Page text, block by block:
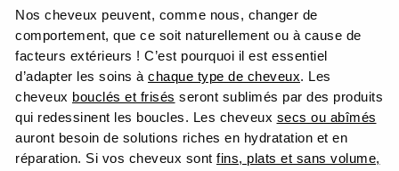
Nos cheveux peuvent, comme nous, changer de
comportement, que ce soit naturellement ou à cause de
facteurs extérieurs ! C’est pourquoi il est essentiel
d’adapter les soins à chaque type de cheveux. Les
cheveux bouclés et frisés seront sublimés par des produits
qui redessinent les boucles. Les cheveux secs ou abîmés
auront besoin de solutions riches en hydratation et en
réparation. Si vos cheveux sont fins, plats et sans volume,